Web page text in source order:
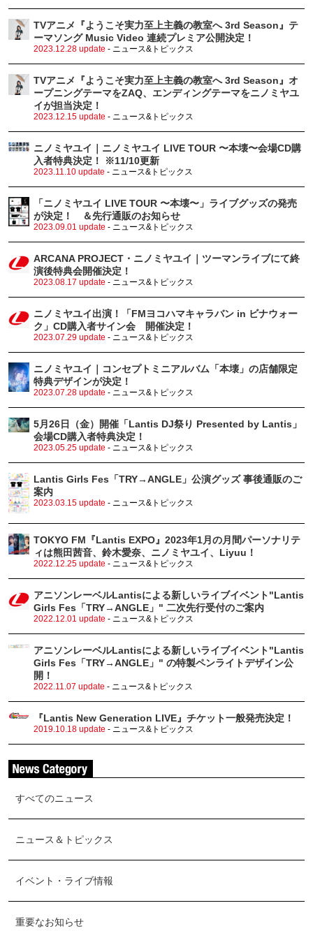
TVアニメ『ようこそ実力至上主義の教室へ 3rd Season』テ
ーマソング Music Video 連続プレミア公開決定！
2023.12.28 update - ニュース&トピックス
TVアニメ『ようこそ実力至上主義の教室へ 3rd Season』オ
ープニングテーマをZAQ、エンディングテーマをニノミヤユ
イが担当決定！
2023.12.15 update - ニュース&トピックス
ニノミヤユイ｜ニノミヤユイ LIVE TOUR 〜本壊〜会場CD購
入者特典決定！ ※11/10更新
2023.11.10 update - ニュース&トピックス
「ニノミヤユイ LIVE TOUR 〜本壊〜」ライブグッズの発売
が決定！ ＆先行通販のお知らせ
2023.09.01 update - ニュース&トピックス
ARCANA PROJECT・ニノミヤユイ｜ツーマンライブにて終
演後特典会開催決定！
2023.08.17 update - ニュース&トピックス
ニノミヤユイ出演！「FMヨコハマキャラバン in ビナウォー
ク」CD購入者サイン会 開催決定！
2023.07.29 update - ニュース&トピックス
ニノミヤユイ｜コンセプトミニアルバム「本壊」の店舗限定
特典デザインが決定！
2023.07.28 update - ニュース&トピックス
5月26日（金）開催「Lantis DJ祭り Presented by Lantis」
会場CD購入者特典決定！
2023.05.25 update - ニュース&トピックス
Lantis Girls Fes「TRY→ANGLE」公演グッズ 事後通販のご
案内
2023.03.15 update - ニュース&トピックス
TOKYO FM『Lantis EXPO』2023年1月の月間パーソナリテ
ィは熊田茜音、鈴木愛奈、ニノミヤユイ、Liyuu！
2022.12.25 update - ニュース&トピックス
アニソンレーベルLantisによる新しいライブイベント"Lantis
Girls Fes「TRY→ANGLE」" 二次先行受付のご案内
2022.12.01 update - ニュース&トピックス
アニソンレーベルLantisによる新しいライブイベント"Lantis
Girls Fes「TRY→ANGLE」" の特製ペンライトデザイン公
開！
2022.11.07 update - ニュース&トピックス
『Lantis New Generation LIVE』チケット一般発売決定！
2019.10.18 update - ニュース&トピックス
すべてのニュース
ニュース＆トピックス
イベント・ライブ情報
重要なお知らせ